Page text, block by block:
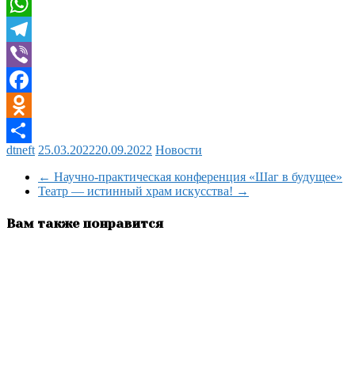
Twitter
WhatsApp
Telegram
Viber
Facebook
Odnoklassniki
Отправить
dtneft 25.03.202220.09.2022 Новости
← Научно-практическая конференция «Шаг в будущее»
Театр — истинный храм искусства! →
Вам также понравится